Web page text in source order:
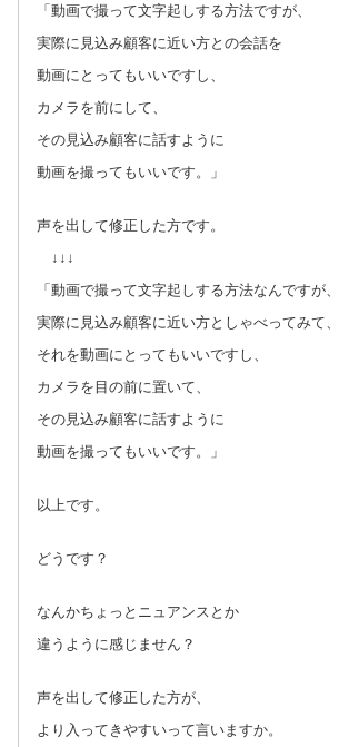
「動画で撮って文字起しする方法ですが、
実際に見込み顧客に近い方との会話を
動画にとってもいいですし、
カメラを前にして、
その見込み顧客に話すように
動画を撮ってもいいです。」
声を出して修正した方です。
↓↓↓
「動画で撮って文字起しする方法なんですが、
実際に見込み顧客に近い方としゃべってみて、
それを動画にとってもいいですし、
カメラを目の前に置いて、
その見込み顧客に話すように
動画を撮ってもいいです。」
以上です。
どうです？
なんかちょっとニュアンスとか
違うように感じません？
声を出して修正した方が、
より入ってきやすいって言いますか。